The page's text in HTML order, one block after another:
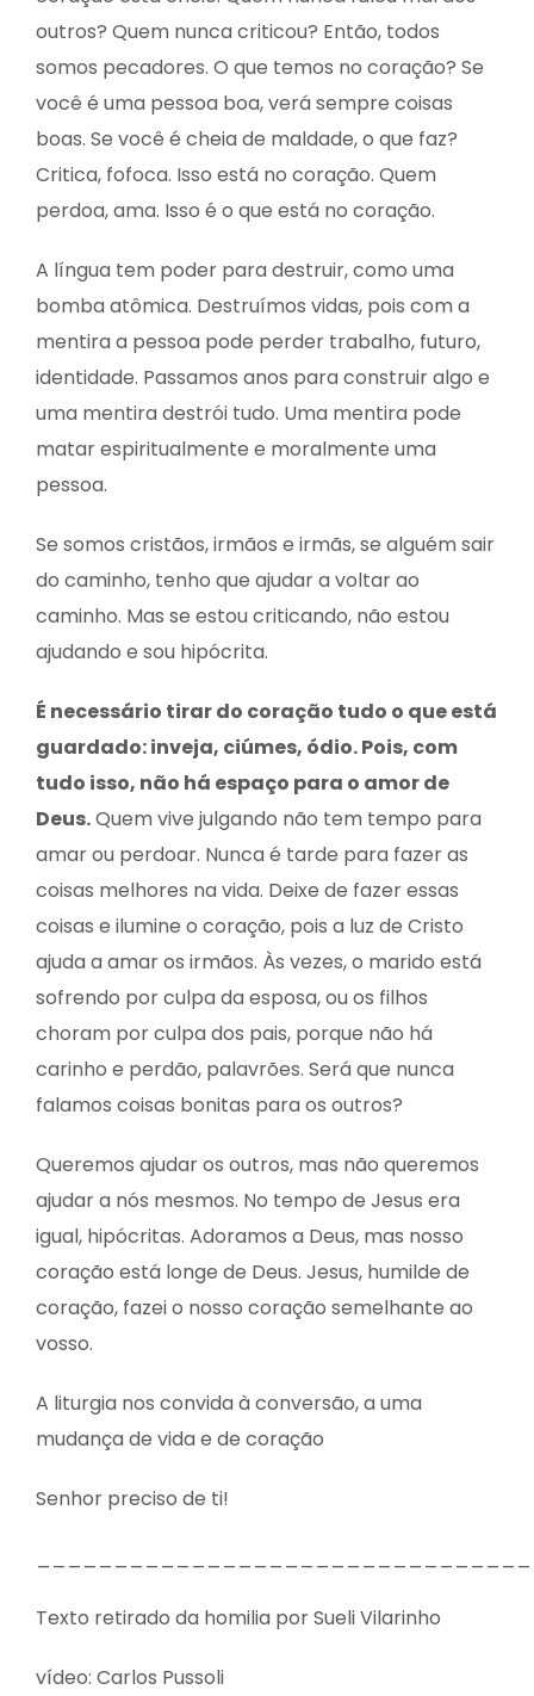
outros? Quem nunca criticou? Então, todos
somos pecadores. O que temos no coração? Se
você é uma pessoa boa, verá sempre coisas
boas. Se você é cheia de maldade, o que faz?
Critica, fofoca. Isso está no coração. Quem
perdoa, ama. Isso é o que está no coração.
A língua tem poder para destruir, como uma
bomba atômica. Destruímos vidas, pois com a
mentira a pessoa pode perder trabalho, futuro,
identidade. Passamos anos para construir algo e
uma mentira destrói tudo. Uma mentira pode
matar espiritualmente e moralmente uma
pessoa.
Se somos cristãos, irmãos e irmãs, se alguém sair
do caminho, tenho que ajudar a voltar ao
caminho. Mas se estou criticando, não estou
ajudando e sou hipócrita.
É necessário tirar do coração tudo o que está
guardado: inveja, ciúmes, ódio. Pois, com
tudo isso, não há espaço para o amor de
Deus.Quem vive julgando não tem tempo para
amar ou perdoar. Nunca é tarde para fazer as
coisas melhores na vida. Deixe de fazer essas
coisas e ilumine o coração, pois a luz de Cristo
ajuda a amar os irmãos. Às vezes, o marido está
sofrendo por culpa da esposa, ou os filhos
choram por culpa dos pais, porque não há
carinho e perdão, palavrões. Será que nunca
falamos coisas bonitas para os outros?
Queremos ajudar os outros, mas não queremos
ajudar a nós mesmos. No tempo de Jesus era
igual, hipócritas. Adoramos a Deus, mas nosso
coração está longe de Deus. Jesus, humilde de
coração, fazei o nosso coração semelhante ao
vosso.
A liturgia nos convida à conversão, a uma
mudança de vida e de coração
Senhor preciso de ti!
Texto retirado da homilia por Sueli Vilarinho
vídeo: Carlos Pussoli